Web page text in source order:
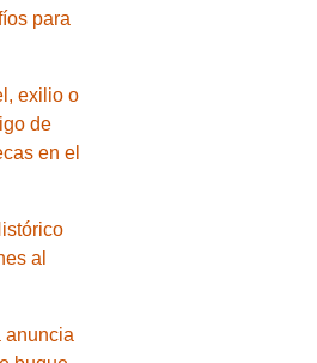
para
exilio o
de
en el
al
anuncia